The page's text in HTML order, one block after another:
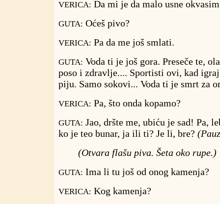
VERICA: Da mi je da malo usne
GUTA: Oćeš pivo?
VERICA: Pa da me još smlati.
GUTA: Voda ti je još gora. Preseče te,
poso i zdravlje.... Sportisti ovi, kad
piju. Samo sokovi... Voda ti je smrt za
VERICA: Pa, što onda kopamo?
GUTA: Jao, dršte me, ubiću je sad! Pa,
ko je teo bunar, ja ili ti? Je li, bre?
(Otvara flašu piva. Šeta oko rupe.)
GUTA: Ima li tu još od onog kamenja?
VERICA: Kog kamenja?